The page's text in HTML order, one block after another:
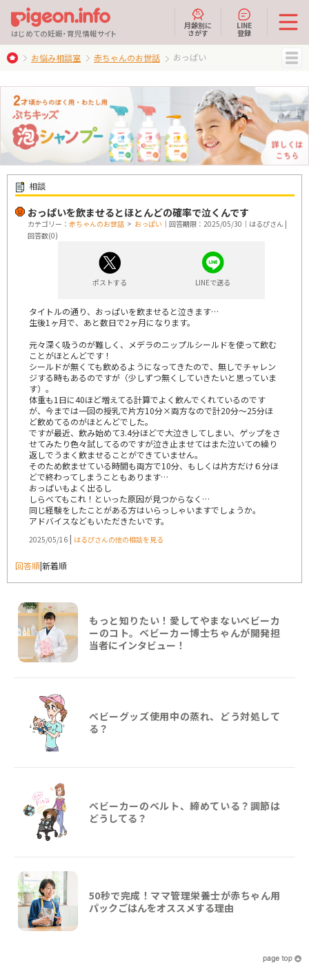
はじめての妊娠・育児情報サイト
月齢別に
さがす
LINE
登録
お悩み相談室 赤ちゃんのお世話 おっぱい
相談
おっぱいを飲ませるとほとんどの確率で泣くんです
カテゴリー： 赤ちゃんのお世話 > おっぱい ｜回答期限：2025/05/30｜はるぴさん |
回答数(0)
ポストする LINEで送る
タイトルの通り、おっぱいを飲ませると泣きます…
生後1ヶ月で、あと数日で2ヶ月になります。
元々深く吸うのが難しく、メデラのニップルシールドを使って飲む
ことがほとんどです！
シールドが無くても飲めるようになってきたので、無しでチャレン
ジする時もあるのですが（少しずつ無くしていきたいと思っていま
す）。
体重も1日に40ほど増えてる計算でよく飲んでくれているのです
が、今までは一回の授乳で片方10分×両方なので計20分〜25分ほ
ど飲めてるのがほとんどでした。
ですが最近、飲み始めて3.4分ほどで大泣きしてしまい、ゲップをさ
せてみたり色々試してるのですが泣き止ませてはまた泣いての繰り
返しでうまく飲ませることができていません。
そのため飲ませている時間も両方で10分、もしくは片方だけ６分ほ
どで終わってしまうこともあります…
おっぱいもよく出るし
しらべてもこれ！といった原因が見つからなく…
同じ経験をしたことがある方はいらっしゃいますでしょうか。
アドバイスなどもいただきたいです。
2025/05/16 | はるぴさんの他の相談を見る
回答順|新着順
もっと知りたい！愛してやまないベビーカ
ーのコト。ベビーカー博士ちゃんが開発担
当者にインタビュー！
ベビーグッズ使用中の蒸れ、どう対処して
る？
ベビーカーのベルト、締めている？調節は
どうしてる？
50秒で完成！ママ管理栄養士が赤ちゃん用
パックごはんをオススメする理由